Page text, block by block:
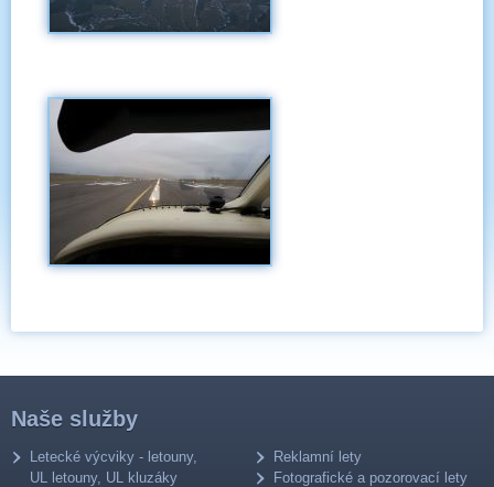
Naše služby
Letecké výcviky - letouny,
UL letouny, UL kluzáky
Reklamní lety
Fotografické a pozorovací lety